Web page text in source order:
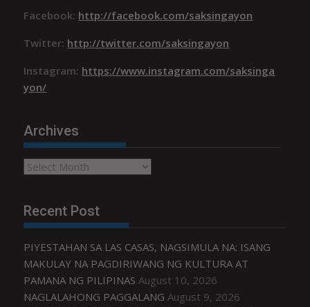
Facebook: http://facebook.com/saksingayon
Twitter: http://twitter.com/saksingayon
Instagram: https://www.instagram.com/saksinga
yon/
Archives
Archives
Recent Post
PIYESTAHAN SA LAS CASAS, NAGSIMULA NA: ISANG
MAKULAY NA PAGDIRIWANG NG KULTURA AT
PAMANA NG PILIPINAS August 10, 2026
NAGLALAHONG PAGGALANG August 9, 2026